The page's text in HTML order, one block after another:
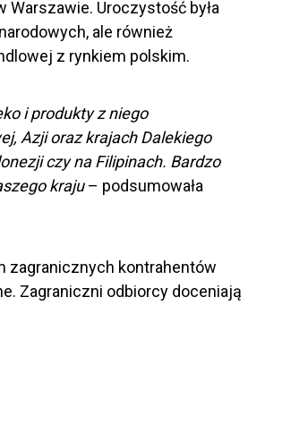
Warszawie. Uroczystość była
ale również
z rynkiem polskim.
i produkty z niego
Azji oraz krajach Dalekiego
czy na Filipinach. Bardzo
kraju– podsumowała
zagranicznych kontrahentów
Zagraniczni odbiorcy doceniają